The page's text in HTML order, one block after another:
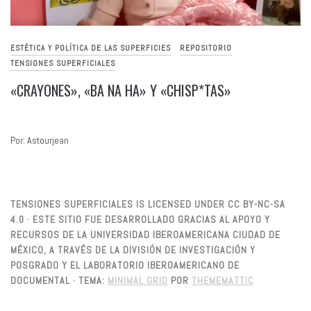
ESTÉTICA Y POLÍTICA DE LAS SUPERFICIES
REPOSITORIO
TENSIONES SUPERFICIALES
«CRAYONES», «BA NA HA» Y «CHISP*TAS»
Por: Astourjean
TENSIONES SUPERFICIALES IS LICENSED UNDER CC BY-NC-SA
4.0 · ESTE SITIO FUE DESARROLLADO GRACIAS AL APOYO Y
RECURSOS DE LA UNIVERSIDAD IBEROAMERICANA CIUDAD DE
MÉXICO, A TRAVÉS DE LA DIVISIÓN DE INVESTIGACIÓN Y
POSGRADO Y EL LABORATORIO IBEROAMERICANO DE
DOCUMENTAL · TEMA: MINIMAL GRID POR THEMEMATTIC